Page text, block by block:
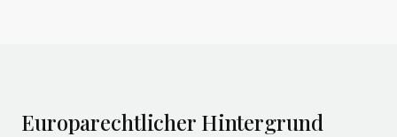
Europarechtlicher Hintergrund